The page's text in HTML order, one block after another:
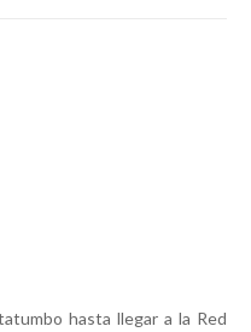
hasta llegar a la Red